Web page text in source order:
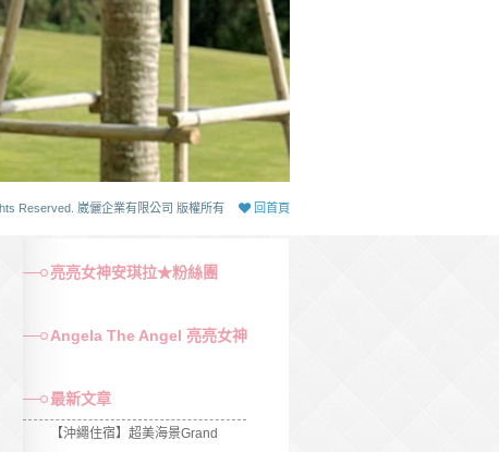
Reserved. 崴儷企業有限公司 版權所有 回首頁
亮亮女神安琪拉★粉絲團
Angela The Angel 亮亮女神
最新文章
【沖繩住宿】超美海景Grand